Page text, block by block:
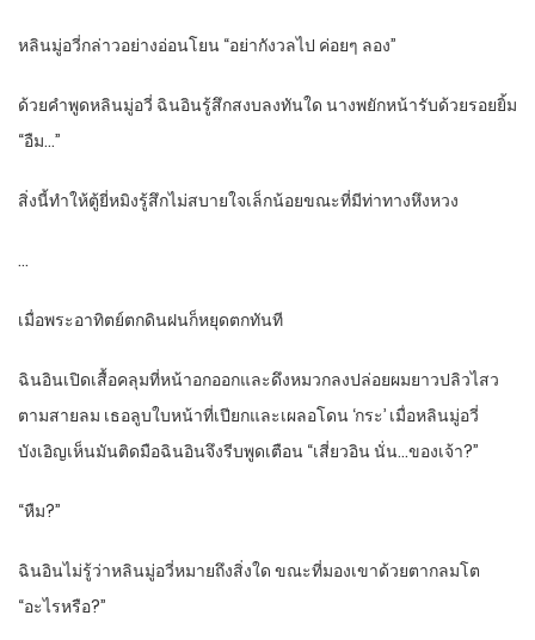
หลินมู่อวี่กล่าวอย่างอ่อนโยน “อย่ากังวลไป ค่อยๆ ลอง”
ด้วยคำพูดหลินมู่อวี่ ฉินอินรู้สึกสงบลงทันใด นางพยักหน้ารับด้วยรอยยิ้ม
“อืม…”
สิ่งนี้ทำให้ตู้ยี่หมิงรู้สึกไม่สบายใจเล็กน้อยขณะที่มีท่าทางหึงหวง
…
เมื่อพระอาทิตย์ตกดินฝนก็หยุดตกทันที
ฉินอินเปิดเสื้อคลุมที่หน้าอกออกและดึงหมวกลงปล่อยผมยาวปลิวไสว
ตามสายลม เธอลูบใบหน้าที่เปียกและเผลอโดน ‘กระ’ เมื่อหลินมู่อวี่
บังเอิญเห็นมันติดมือฉินอินจึงรีบพูดเตือน “เสี่ยวอิน นั่น…ของเจ้า?”
“หืม?”
ฉินอินไม่รู้ว่าหลินมู่อวี่หมายถึงสิ่งใด ขณะที่มองเขาด้วยตากลมโต
“อะไรหรือ?”